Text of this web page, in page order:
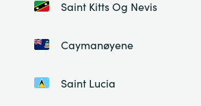
Saint Kitts Og Nevis
Caymanøyene
Saint Lucia